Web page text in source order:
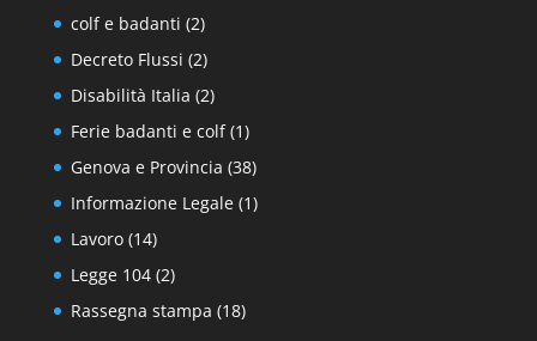
colf e badanti (2)
Decreto Flussi (2)
Disabilità Italia (2)
Ferie badanti e colf(1)
Genova e Provincia (38)
Informazione Legale(1)
Lavoro(14)
Legge 104(2)
Rassegna stampa (18)